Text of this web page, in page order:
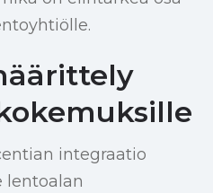
integraatio
lentoalan